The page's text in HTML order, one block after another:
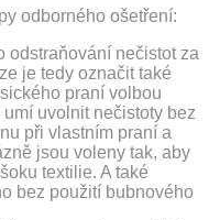
odborného ošetření:
odstraňování nečistot za
je tedy označit také
praní volbou
uvolnit nečistoty bez
při vlastním praní a
jsou voleny tak, aby
textilie. A také
bez použití bubnového